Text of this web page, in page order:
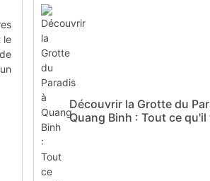
le
Découvrir la Grotte du
Quang Binh : Tout ce